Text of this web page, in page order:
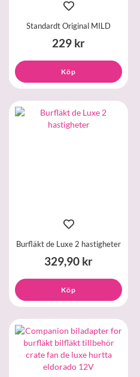
Standardt Original MILD
229 kr
Köp
Burfläkt de Luxe 2 hastigheter
329,90 kr
Köp